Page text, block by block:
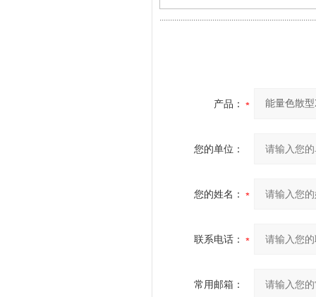
产品：
您的单位：
您的姓名：
联系电话：
常用邮箱：